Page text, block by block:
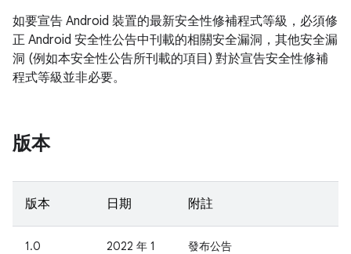
如要宣告 Android 裝置的最新安全性修補程式等級，必須修
正 Android 安全性公告中刊載的相關安全漏洞，其他安全漏
洞 (例如本安全性公告所刊載的項目) 對於宣告安全性修補
程式等級並非必要。
版本
版本 日期 附註
1.0
2022 年 1
發布公告